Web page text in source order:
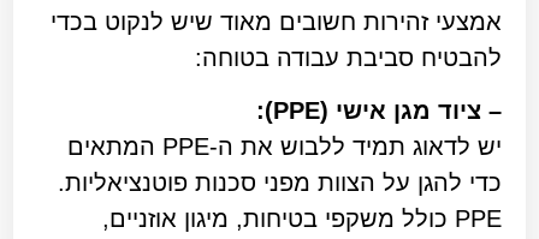
אמצעי זהירות חשובים מאוד שיש לנקוט בכדי
להבטיח סביבת עבודה בטוחה:
– ציוד מגן אישי (PPE):
יש לדאוג תמיד ללבוש את ה-PPE המתאים
כדי להגן על הצוות מפני סכנות פוטנציאליות.
PPE כולל משקפי בטיחות, מיגון אוזניים,